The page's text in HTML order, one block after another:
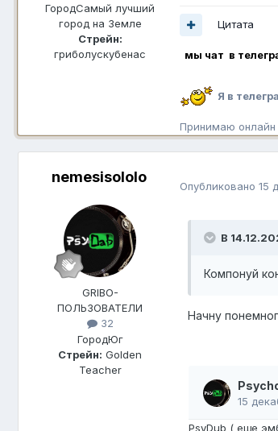
ГородСамый лучший
город на Земле
Стрейн:
гриболускубенас
Цитата
мы чат в
Я в
Принимаю онлайн
nemesisololo
GRIBO-
ПОЛЬЗОВАТЕЛИ
32
ГородЮг
Стрейн: Golden
Teacher
Опубликовано 15
В
Компонуй
Начну